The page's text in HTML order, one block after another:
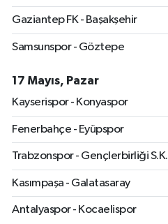
Gaziantep FK - Başakşehir
Samsunspor - Göztepe
17 Mayıs, Pazar
Kayserispor - Konyaspor
Fenerbahçe - Eyüpspor
Trabzonspor - Gençlerbirliği S.K.
Kasımpaşa - Galatasaray
Antalyaspor - Kocaelispor